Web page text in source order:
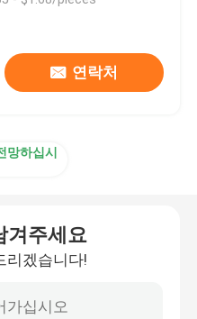
연락처
망하십시
겨주세요
리겠습니다!